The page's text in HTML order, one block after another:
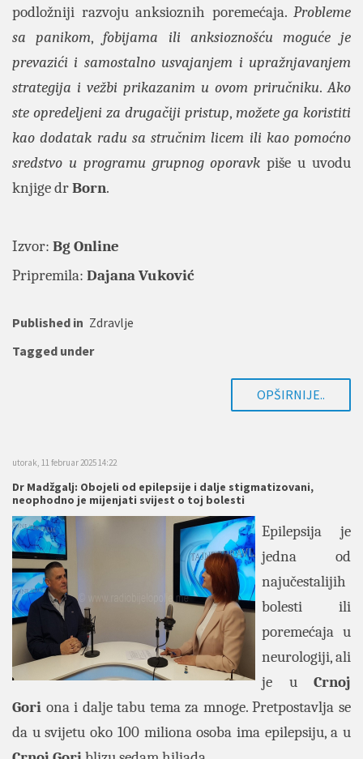
podložniji razvoju anksioznih poremećaja. Probleme
sa panikom,fobijama ili anksioznošću moguće je
prevazići i samostalno usvajanjem i upražnjavanjem
strategija i vežbi prikazanim u ovom priručniku.Ako
ste opredeljeni za drugačiji pristup, možete ga koristiti
kao dodatak radu sa stručnim licem ili kao pomoćno
sredstvo u programu grupnog oporavk piše u uvodu
knjige drBorn.
Izvor: Bg Online
Pripremila: Dajana Vuković
Published in Zdravlje
Tagged under
OPŠIRNIJE..
utorak, 11 februar 2025 14:22
Dr Madžgalj: Obojeli od epilepsije i dalje stigmatizovani,
neophodno je mijenjati svijest o toj bolesti
Epilepsija je
jedna od
najučestalijih
bolesti ili
poremećaja u
neurologiji, ali
je u Crnoj
Gori ona i dalje tabu tema za mnoge. Pretpostavlja se
da u svijetu oko 100 miliona osoba ima epilepsiju, a u